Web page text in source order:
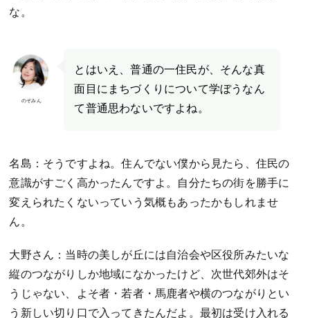
な。
のぞみん
とはいえ、普通の一住民が、そんな真
面目にまちづくりについて学ぼうなん
て普通思わないですよね。
名島：そうですよね。住んでない僕から見たら、住民の
意識がすごく高かったんですよ。自分たちの街を勝手に
変えられたくないっていう気概もあったかもしれませ
ん。
大野さん：当時の美しが丘には自治会や区役所みたいな
縦のつながりしか地域になかったけど、次世代郊外はそ
うじゃない、よそ者・若者・馬鹿者や横のつながりとい
う新しい切り口で入ってきたんだよ。最初は受け入れる